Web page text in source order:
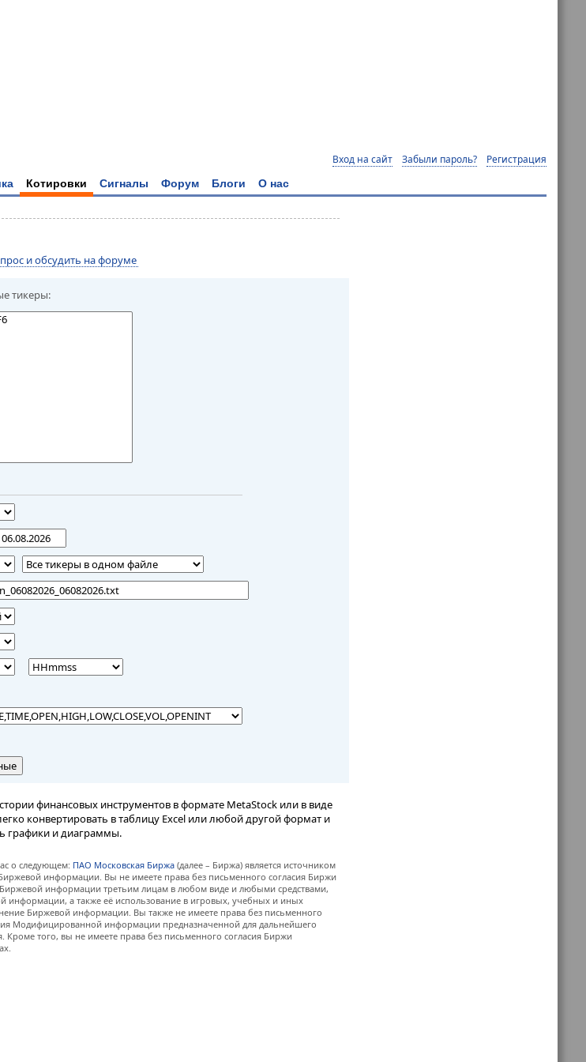
Вход на сайт Забыли пароль? Регистрация
Котировки Сигналы Форум Блоги О нас
и обсудить на форуме
тикеры:
финансовых инструментов в формате MetaStock или в виде
конвертировать в таблицу Excel или любой другой формат и
графики и диаграммы.
о следующем: ПАО Московская Биржа (далее – Биржа) является источником
информации. Вы не имеете права без письменного согласия Биржи
информации третьим лицам в любом виде и любыми средствами,
информации, а также её использование в игровых, учебных и иных
Биржевой информации. Вы также не имеете права без письменного
Модифицированной информации предназначенной для дальнейшего
того, вы не имеете права без письменного согласия Биржи